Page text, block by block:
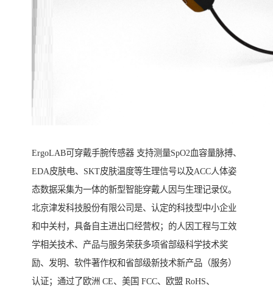
ErgoLAB可穿戴手腕传感器 支持测量SpO2血容量脉搏、
EDA皮肤电、SKT皮肤温度等生理信号以及ACC人体姿
态数据采集为一体的新型智能穿戴人因与生理记录仪。
北京津发科技股份有限公司是、认定的科技型中小企业
和中关村，具备自主进出口经营权；的人因工程与工效
学相关技术、产品与服务荣获多项省部级科学技术奖
励、发明、软件著作权和省部级新技术新产品（服务）
认证；通过了欧洲 CE、美国 FCC、欧盟 RoHS、